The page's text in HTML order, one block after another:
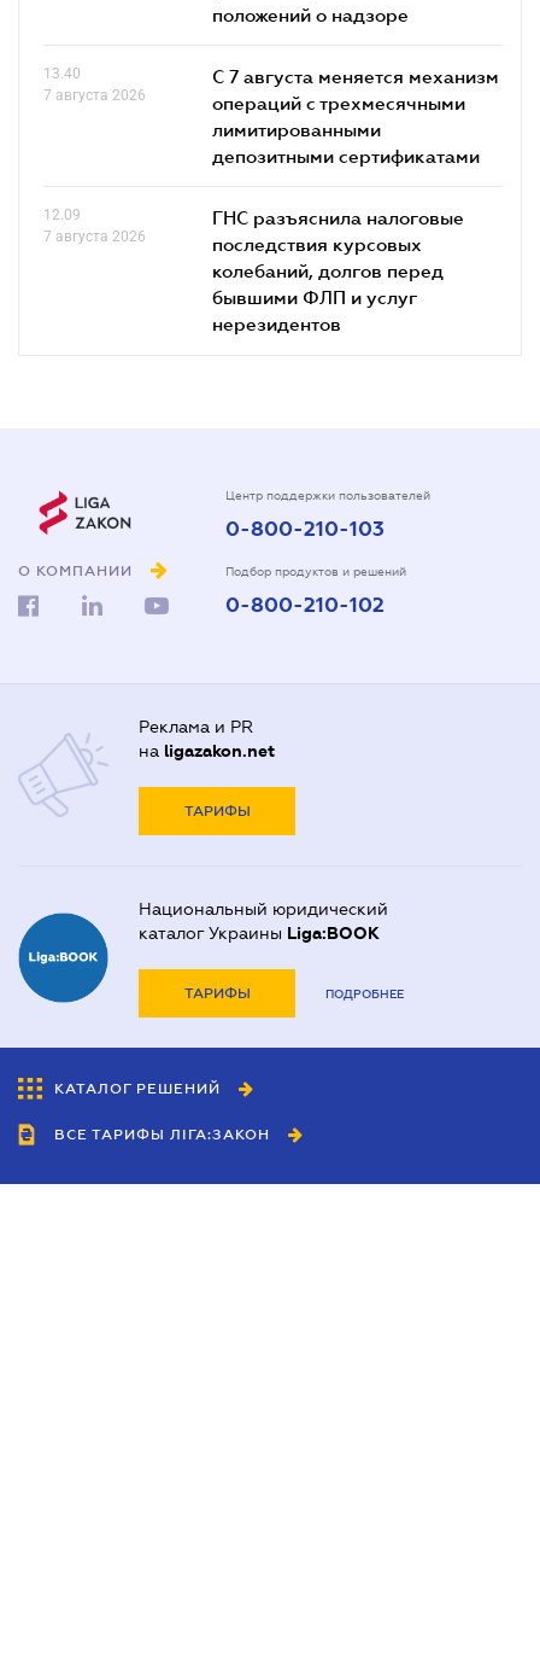
положений о надзоре
13.40
7 августа 2026
С 7 августа меняется механизм
операций с трехмесячными
лимитированными
депозитными сертификатами
12.09
7 августа 2026
ГНС разъяснила налоговые
последствия курсовых
колебаний, долгов перед
бывшими ФЛП и услуг
нерезидентов
О КОМПАНИИ
Центр поддержки пользователей
0-800-210-103
Подбор продуктов и решений
0-800-210-102
Реклама и PR
на ligazakon.net
ТАРИФЫ
Национальный юридический
каталог Украины Liga:BOOK
ТАРИФЫ ПОДРОБНЕЕ
КАТАЛОГ РЕШЕНИЙ
ВСЕ ТАРИФЫ ЛІГА:ЗАКОН